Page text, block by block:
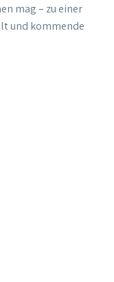
mag – zu einer
und kommende